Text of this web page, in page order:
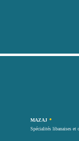
MAZAJ •
Spécialités libanaises et